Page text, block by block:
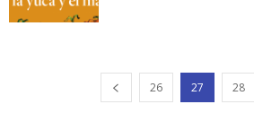
26 27 28